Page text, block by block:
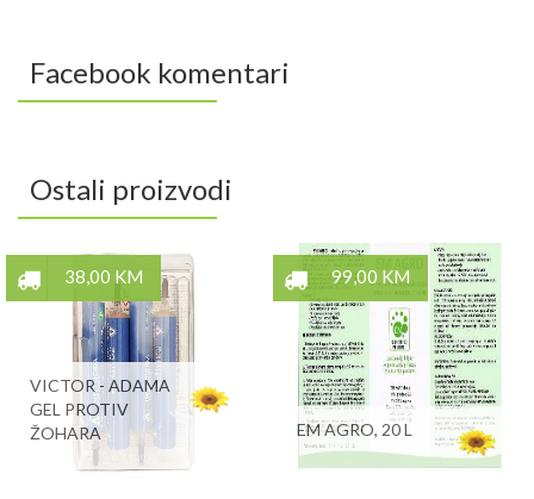
Facebook komentari
Ostali proizvodi
38,00 KM
VICTOR - ADAMA
GEL PROTIV
ŽOHARA
99,00 KM
EM AGRO, 20 L